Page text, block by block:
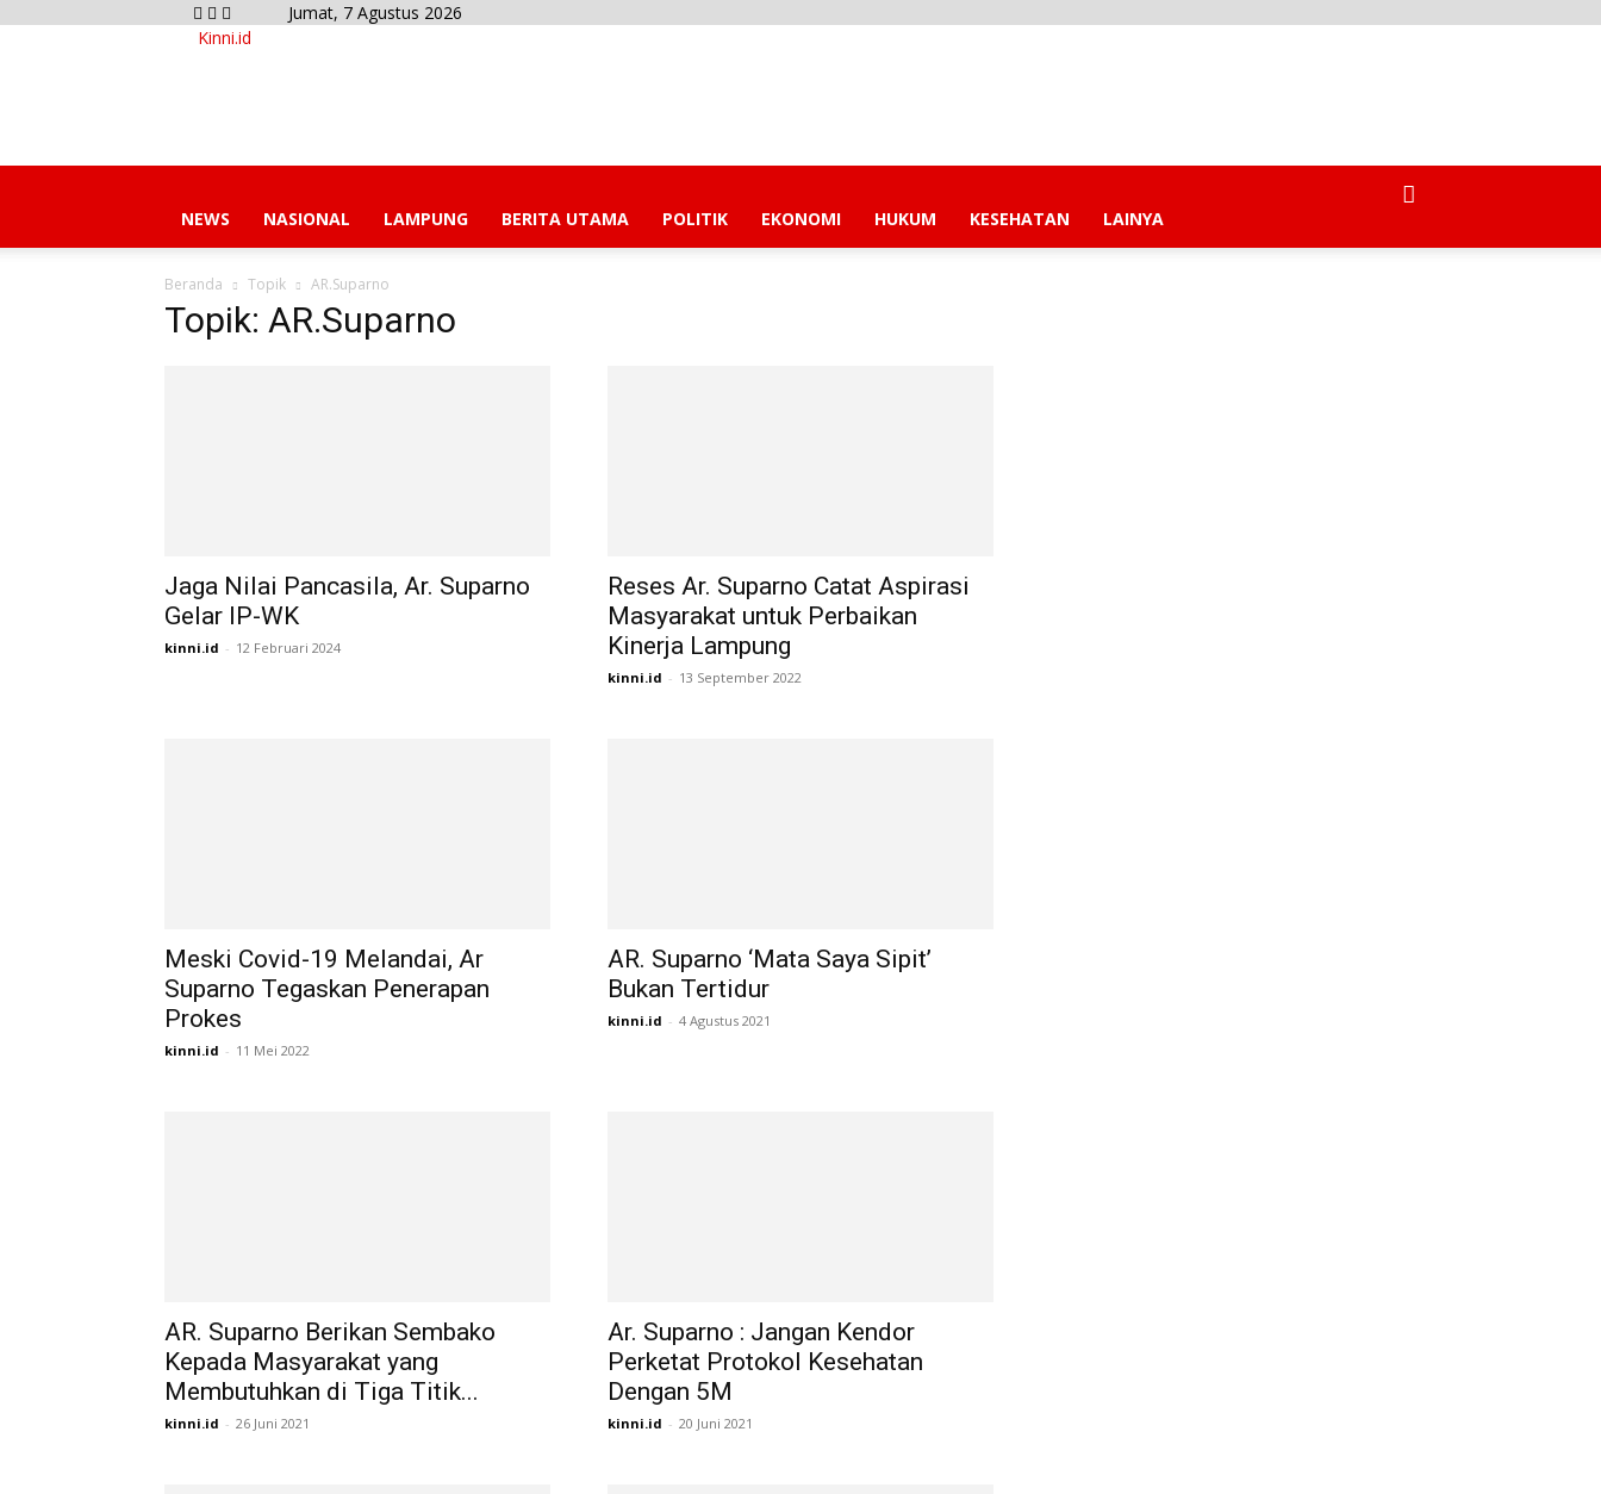
Jumat, 7 Agustus 2026
Kinni.id
NEWS NASIONAL LAMPUNG BERITA UTAMA POLITIK EKONOMI HUKUM KESEHATAN LAINYA
Beranda Topik AR.Suparno
Topik: AR.Suparno
Jaga Nilai Pancasila, Ar. Suparno
Gelar IP-WK
kinni.id - 12 Februari 2024
Reses Ar. Suparno Catat Aspirasi
Masyarakat untuk Perbaikan
Kinerja Lampung
kinni.id - 13 September 2022
Meski Covid-19 Melandai, Ar
Suparno Tegaskan Penerapan
Prokes
kinni.id - 11 Mei 2022
AR. Suparno ‘Mata Saya Sipit’
Bukan Tertidur
kinni.id - 4 Agustus 2021
AR. Suparno Berikan Sembako
Kepada Masyarakat yang
Membutuhkan di Tiga Titik...
kinni.id - 26 Juni 2021
Ar. Suparno : Jangan Kendor
Perketat Protokol Kesehatan
Dengan 5M
kinni.id - 20 Juni 2021